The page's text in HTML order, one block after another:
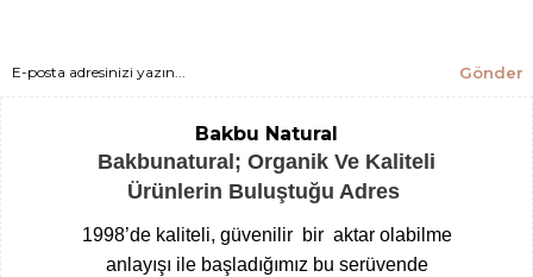
Gönder
Bakbu Natural
Bakbunatural; Organik Ve Kaliteli
Ürünlerin Buluştuğu Adres
1998’de kaliteli, güvenilir bir aktar olabilme
anlayışı ile başladığımız bu serüvende